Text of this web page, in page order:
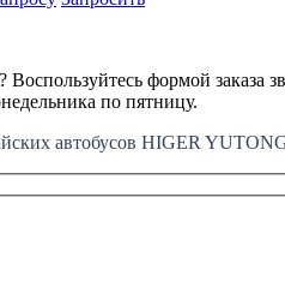
Воспользуйтесь формой
по пятницу.
автобусов HIGER